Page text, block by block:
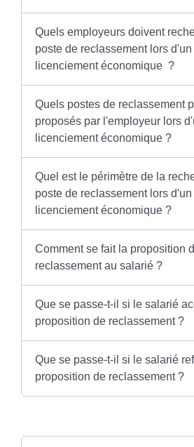
Quels employeurs doivent
poste de reclassement lors d'un
licenciement économique ?
Quels postes de reclassement
proposés par l'employeur lors
licenciement économique ?
Quel est le périmètre de la
poste de reclassement lors d'un
licenciement économique ?
Comment se fait la proposition
reclassement au salarié ?
Que se passe-t-il si le salarié
proposition de reclassement ?
Que se passe-t-il si le salarié
proposition de reclassement ?